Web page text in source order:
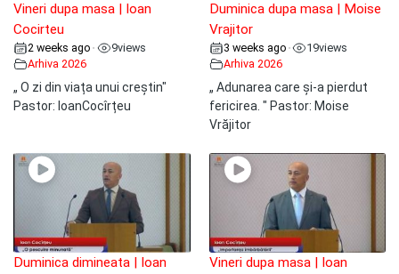
Vineri dupa masa | Ioan
Cocirteu
2 weeks ago • 9views
Arhiva 2026
„ O zi din viața unui creștin"
Pastor: IoanCocîrțeu
Duminica dupa masa | Moise
Vrajitor
3 weeks ago • 19views
Arhiva 2026
„ Adunarea care și-a pierdut
fericirea. " Pastor: Moise
Vrăjitor
Duminica dimineata | Ioan
Vineri dupa masa | Ioan